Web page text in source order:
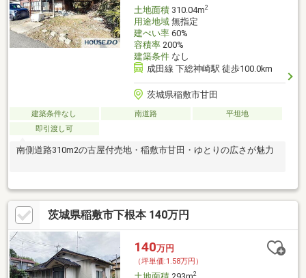
土地面積310.04m2
用途地域無指定
建ぺい率60%
容積率200%
建築条件なし
成田線 下総神崎駅 徒歩100.0km
茨城県稲敷市甘田
建築条件なし 南道路
平坦地
即引渡し可
南側道路310m2の古屋付売地・稲敷市甘田・ゆとりの広さが魅力
茨城県稲敷市下根本 140万円
140万円
（坪単価:1.58万円）
2